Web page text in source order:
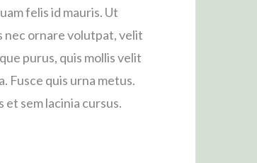
felis id mauris. Ut
nec ornare volutpat, velit
purus, quis mollis velit
Fusce quis urna metus.
et sem lacinia cursus.